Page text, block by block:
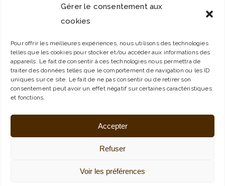
Gérer le consentement aux
cookies
Pour offrir les meilleures expériences, nous utilisons des technologies
telles que les cookies pour stocker et/ou accéder aux informations des
appareils. Le fait de consentir à ces technologies nous permettra de
traiter des données telles que le comportement de navigation ou les ID
uniques sur ce site. Le fait de ne pas consentir ou de retirer son
consentement peut avoir un effet négatif sur certaines caractéristiques
et fonctions.
Accepter
Refuser
Voir les préférences
SPÉCIALITÉ
PAUSE GOURMANDE
NOS IDÉES CADEAUX
ÉVÈNEMENT